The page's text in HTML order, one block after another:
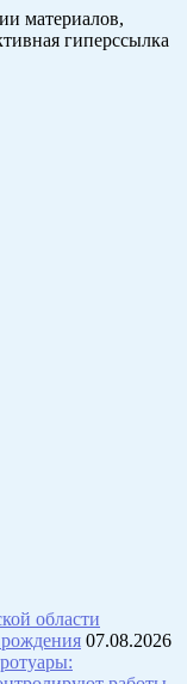
материалов,
гиперссылка
области
07.08.2026